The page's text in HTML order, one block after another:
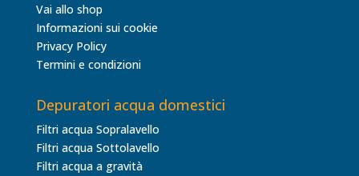
Vai allo shop
Informazioni sui cookie
Privacy Policy
Termini e condizioni
Depuratori acqua domestici
Filtri acqua Sopralavello
Filtri acqua Sottolavello
Filtri acqua a gravità